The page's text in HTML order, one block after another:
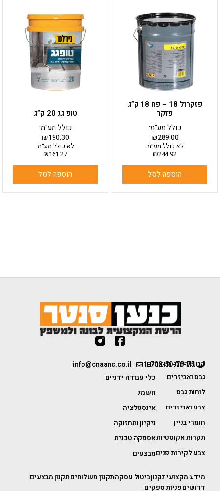
פזקרול 18 – פח 18 ק”ג
פזקר
₪289.00
כולל מע"מ:
לא כולל מע״מ:
₪244.92
הוספה לסל
טופ גג 20 ק”ג
₪190.30
כולל מע"מ:
לא כולל מע״מ:
₪161.27
הוספה לסל
1-700-50-75-75
info@cnaanc.co.il קטגוריות מוצרים
גבס ואביזרים
לוחות גבס
צבע ואביזרים
חומרי בניין
תקרות אקוסטיות
צבע לקירות פנים
כלי עבודה ידניים
חשמל
אינסטלציה
ניקיון ותחזוקה
אספקה טכנית
מבצעים
מידע מקצועיתקנוןביטול עסקהתקנון משלוחיםתקנון מבצעים
דרושיםפניות ספקים